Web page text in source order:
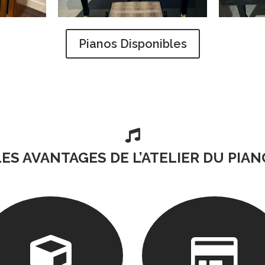
Pianos Disponibles

AVANTAGES DE L’ATELIER DU
 